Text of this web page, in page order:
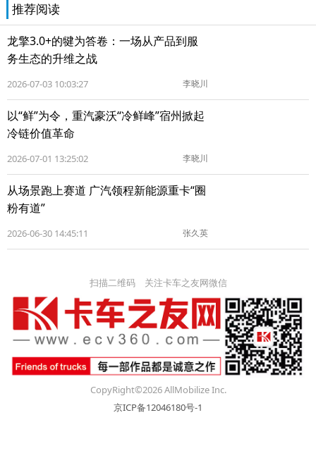
推荐阅读
龙擎3.0+的犍为答卷：一场从产品到服
务生态的升维之战
2026-07-03 10:03:27 李晓川
以“鲜”为令，重汽豪沃“冷鲜峰”宿州掀起
冷链价值革命
2026-07-01 13:25:02 李晓川
从场景跑上赛道 广汽领程新能源重卡“圈
粉有道”
2026-06-30 14:45:11 张久英
扫描二维码 关注卡车之友网微信
CopyRight©2026 AllMobilize Inc.
京ICP备12046180号-1